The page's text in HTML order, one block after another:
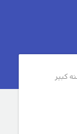
كبير